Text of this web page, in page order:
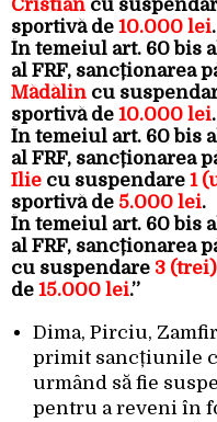
Cristian cu
sportivă de 10.000 lei.
În temeiul art. 60 bis
al FRF, sancționarea
Mădălin cu
sportivă de 10.000 lei.
În temeiul art. 60 bis
al FRF, sancționarea
Ilie cu suspendare 1
sportivă de 5.000 lei.
În temeiul art. 60 bis
al FRF, sancționarea
cu suspendare 3
de 15.000 lei.”
Dima, Pirciu,
primit sancțiunile
urmând să fie
pentru a reveni în